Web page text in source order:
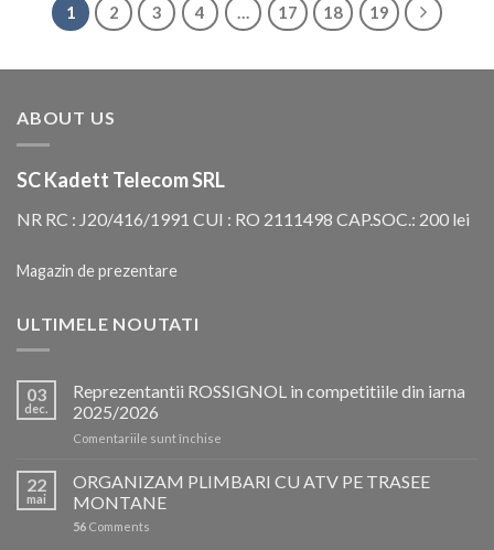
1 2 3 4 … 17 18 19
ABOUT US
SC Kadett Telecom SRL
NR RC : J20/416/1991 CUI : RO 2111498 CAP.SOC.: 200 lei
Magazin de prezentare
ULTIMELE NOUTATI
03
dec.
Reprezentantii ROSSIGNOL in competitiile din iarna
2025/2026
Comentariile sunt închise
ROSSIGNOL
22
mai
ORGANIZAM PLIMBARI CU ATV PE TRASEE
MONTANE
56 Comments